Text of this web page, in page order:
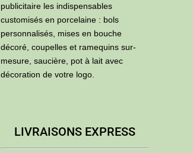
publicitaire les indispensables
customisés en porcelaine : bols
personnalisés, mises en bouche
décoré, coupelles et ramequins sur-
mesure, saucière, pot à lait avec
décoration de votre logo.
LIVRAISONS EXPRESS